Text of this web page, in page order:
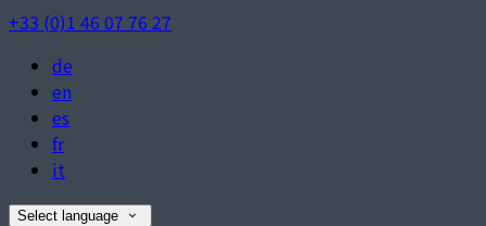
+33 (0)1 46 07 76 27
de
en
es
fr
it
Select language